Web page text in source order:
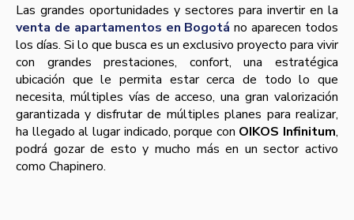
Las grandes oportunidades y sectores para invertir en la
venta de apartamentos en Bogotá no aparecen todos
los días. Si lo que busca es un exclusivo proyecto para vivir
con grandes prestaciones, confort, una estratégica
ubicación que le permita estar cerca de todo lo que
necesita, múltiples vías de acceso, una gran valorización
garantizada y disfrutar de múltiples planes para realizar,
ha llegado al lugar indicado, porque con OIKOS Infinitum,
podrá gozar de esto y mucho más en un sector activo
como Chapinero.